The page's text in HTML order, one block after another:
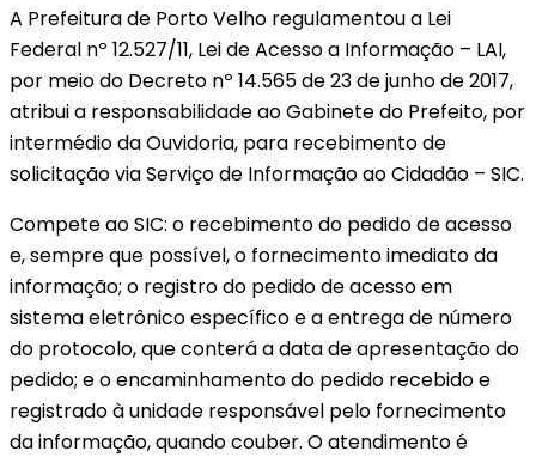
A Prefeitura de Porto Velho regulamentou a Lei
Federal nº 12.527/11, Lei de Acesso a Informação – LAI,
por meio do Decreto nº 14.565 de 23 de junho de 2017,
atribui a responsabilidade ao Gabinete do Prefeito, por
intermédio da Ouvidoria, para recebimento de
solicitação via Serviço de Informação ao Cidadão – SIC.
Compete ao SIC: o recebimento do pedido de acesso
e, sempre que possível, o fornecimento imediato da
informação; o registro do pedido de acesso em
sistema eletrônico específico e a entrega de número
do protocolo, que conterá a data de apresentação do
pedido; e o encaminhamento do pedido recebido e
registrado à unidade responsável pelo fornecimento
da informação, quando couber. O atendimento é